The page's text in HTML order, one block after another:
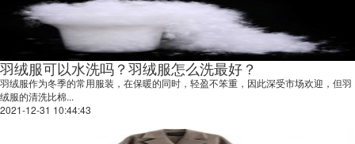
羽绒服可以水洗吗？羽绒服怎么洗最好？
羽绒服作为冬季的常用服装，在保暖的同时，轻盈不笨重，因此深受市场欢迎，但羽
绒服的清洗比棉...
2021-12-31 10:44:43